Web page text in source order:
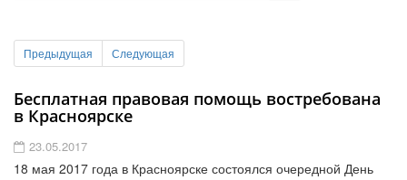
Предыдущая Следующая
Бесплатная правовая помощь востребована
в Красноярске
23.05.2017
18 мая 2017 года в Красноярске состоялся очередной День